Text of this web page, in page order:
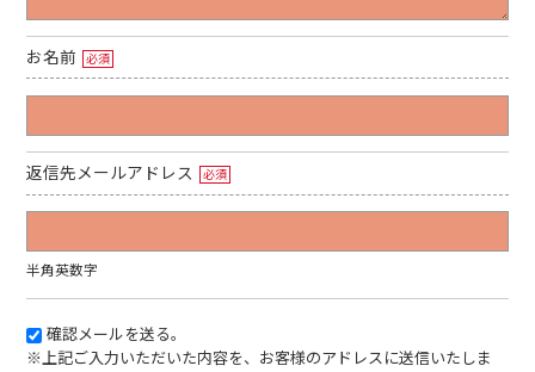
お名前 必須
返信先メールアドレス 必須
半角英数字
確認メールを送る。
※上記ご入力いただいた内容を、お客様のアドレスに送信いたしま